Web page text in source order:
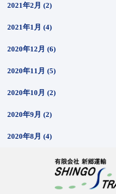
2021年2月 (2)
2021年1月 (4)
2020年12月 (6)
2020年11月 (5)
2020年10月 (2)
2020年9月 (2)
2020年8月 (4)